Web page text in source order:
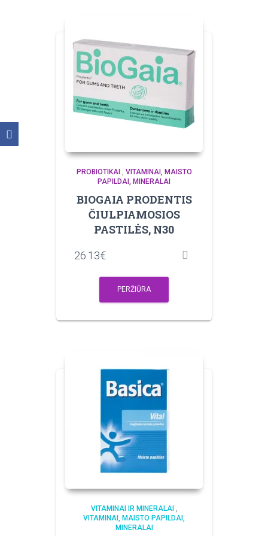
PROBIOTIKAI , VITAMINAI, MAISTO
PAPILDAI, MINERALAI
BIOGAIA PRODENTIS
ČIULPIAMOSIOS
PASTILĖS, N30
26.13€
PERŽIŪRA
VITAMINAI IR MINERALAI ,
VITAMINAI, MAISTO PAPILDAI,
MINERALAI